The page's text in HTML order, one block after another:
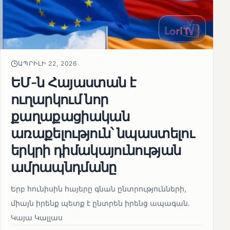
ԱՊՐԻԼԻ 22, 2026
ԵՄ-ն Հայաստան է
ուղարկում նոր
քաղաքացիական
առաքելություն՝ նպաստելու
երկրի դիմակայունության
ամրապնդմանը
Երբ հունիսին հայերը գնան ընտրությունների,
միայն իրենք պետք է ընտրեն իրենց ապագան.
Կայա Կալլաս